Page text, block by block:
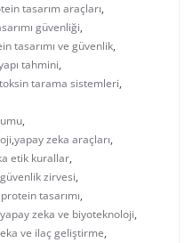
tasarım araçları,
güvenliği,
tasarımı ve güvenlik,
tahmini,
toksin tarama sistemleri,
,
,yapay zeka araçları,
etik kurallar,
zirvesi,
tasarımı,
yapay zeka ve biyoteknoloji,
ve ilaç geliştirme,